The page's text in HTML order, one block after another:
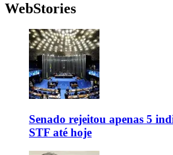
WebStories
Senado rejeitou apenas 5
STF até hoje